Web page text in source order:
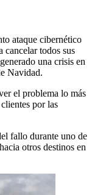
ataque cibernético
todos sus
una crisis en
Navidad.
el problema lo más
por las
fallo durante uno de
otros destinos en